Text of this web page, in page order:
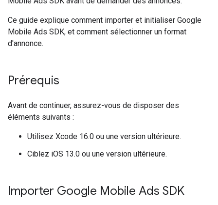
Ce guide explique comment importer et initialiser Google
Mobile Ads SDK, et comment sélectionner un format
d'annonce.
Prérequis
Avant de continuer, assurez-vous de disposer des
éléments suivants :
Utilisez Xcode 16.0 ou une version ultérieure.
Ciblez iOS 13.0 ou une version ultérieure.
Importer Google Mobile Ads SDK